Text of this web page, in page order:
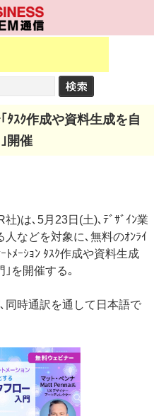
ﾀｽｸ作成や資料生成を自
開催
社)は､5月23日(土)､ﾃﾞｻﾞｲﾝ業
などを対象に､無料のｵﾝﾗｲ
ﾄﾒｰｼｮﾝ ﾀｽｸ作成や資料生成
｣を開催する｡
同時通訳を通して日本語で